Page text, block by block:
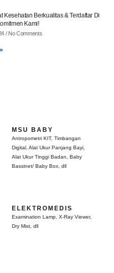
Kesehatan Berkualitas & Terdaftar Di
Kami!
No Comments
MSU BABY
Antropometri KIT, Timbangan
Digital, Alat Ukur Panjang Bayi,
Alat Ukur Tinggi Badan, Baby
Bassinet/ Baby Box, dll
ELEKTROMEDIS
Examination Lamp, X-Ray Viewer,
Dry Mist, dll